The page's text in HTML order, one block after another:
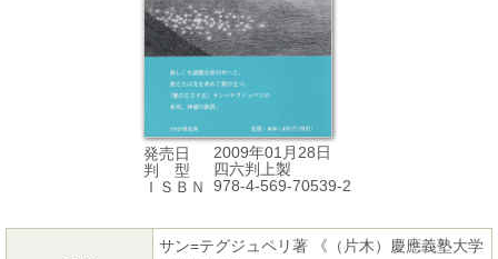
発売日
2009年01月28日
判 型
四六判上製
ＩＳＢＮ
978-4-569-70539-2
サン=テグジュペリ著 《（片木）慶應義塾大学